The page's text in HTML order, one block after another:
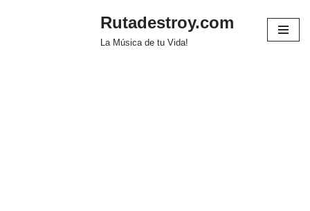
Rutadestroy.com
La Música de tu Vida!